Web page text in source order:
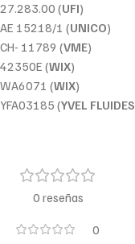
27.283.00 (UFI)
AE 15218/1 (UNICO)
CH- 11789 (VME)
42350E (WIX)
WA6071 (WIX)
YFA03185 (YVEL FLUIDES
0 reseñas
0